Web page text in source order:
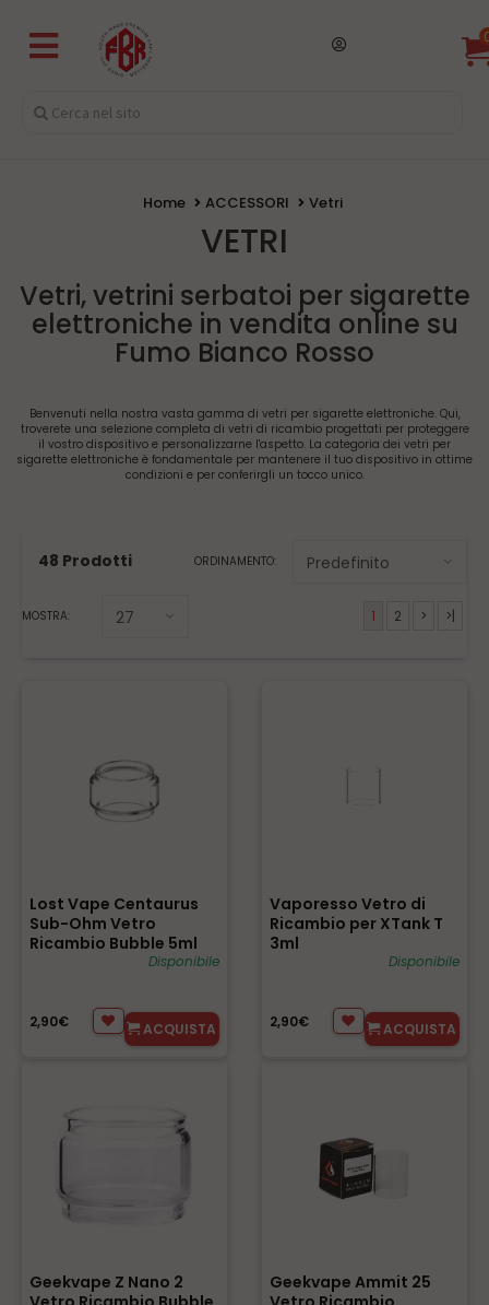
Home ACCESSORI Vetri
VETRI
Vetri, vetrini serbatoi per sigarette
elettroniche in vendita online su
Fumo Bianco Rosso
Benvenuti nella nostra vasta gamma di vetri per sigarette elettroniche. Qui,
troverete una selezione completa di vetri di ricambio progettati per proteggere
il vostro dispositivo e personalizzarne l'aspetto. La categoria dei vetri per
sigarette elettroniche è fondamentale per mantenere il tuo dispositivo in ottime
condizioni e per conferirgli un tocco unico.
48 Prodotti ORDINAMENTO:
MOSTRA: 1 2 > >|
Lost Vape Centaurus
Sub-Ohm Vetro
Ricambio Bubble 5ml
Disponibile
2,90€ ACQUISTA
Vaporesso Vetro di
Ricambio per XTank T
3ml
Disponibile
2,90€ ACQUISTA
Geekvape Z Nano 2
Geekvape Ammit 25